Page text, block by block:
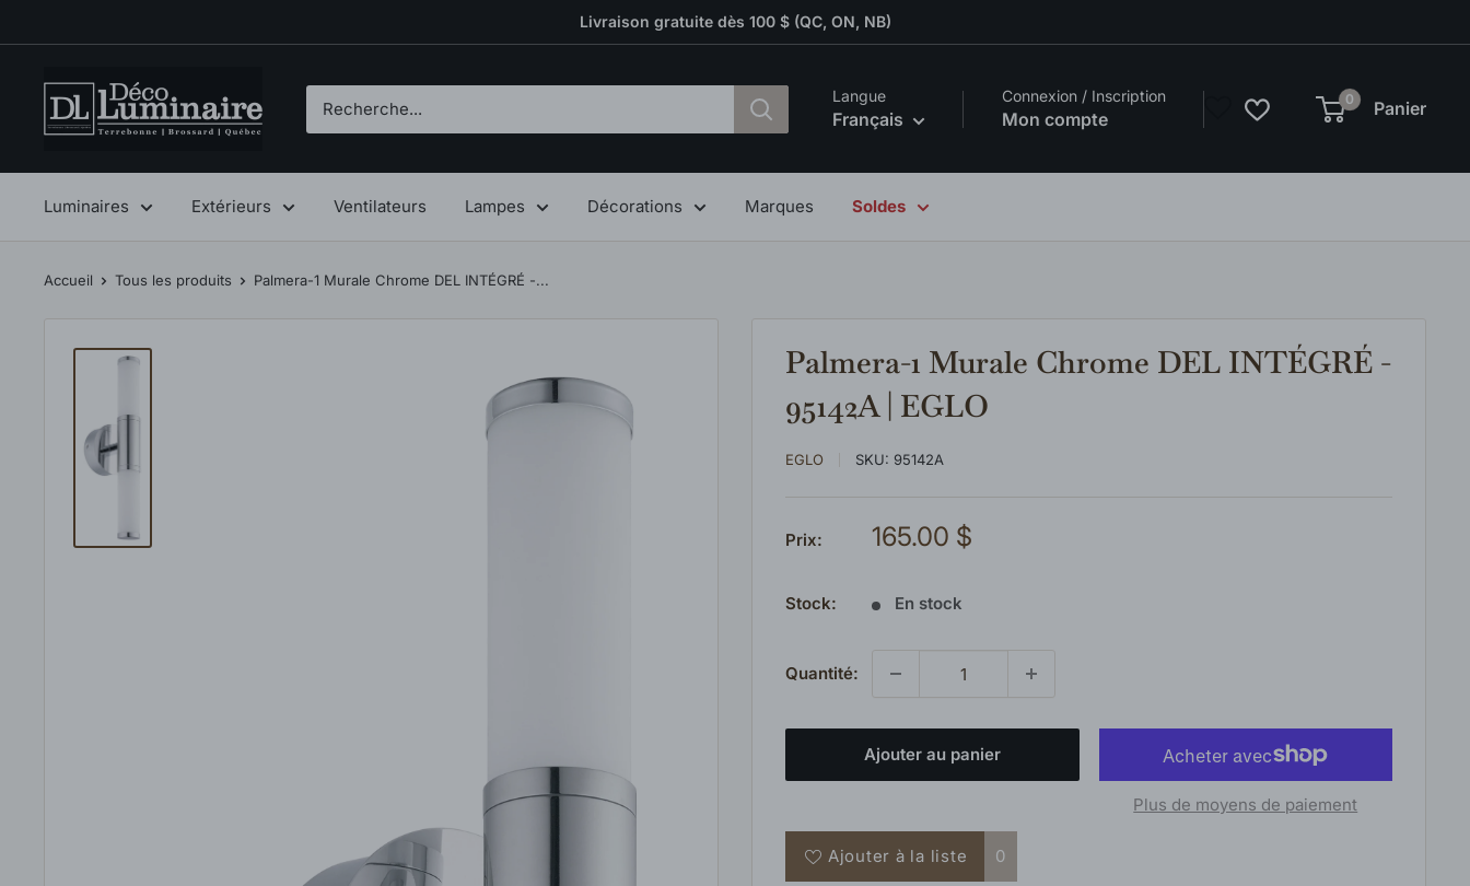
au
Livraison gratuite dès 100 $ (QC, ON, NB)
Déco
Luminaire
Langue
Français
Connexion / Inscription
Mon compte
0 Panier
Luminaires Extérieurs Ventilateurs Lampes Décorations Marques Soldes
Accueil Tous les produits Palmera-1 Murale Chrome DEL INTÉGRÉ -...
Palmera-1 Murale Chrome DEL INTÉGRÉ -
95142A | EGLO
EGLO SKU: 95142A
Prix:
Prix
165.00 $
Stock: En stock
Quantité:
Ajouter au panier
Plus de moyens de paiement
Ajouter à la liste 0